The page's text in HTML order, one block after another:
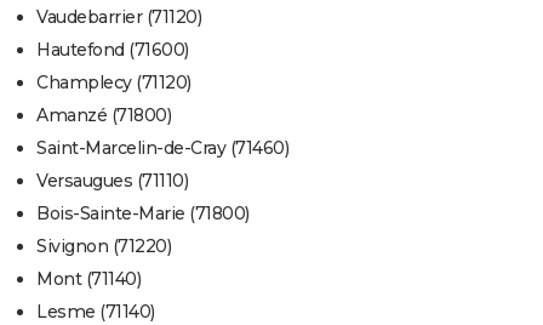
Vaudebarrier (71120)
Hautefond (71600)
Champlecy (71120)
Amanzé (71800)
Saint-Marcelin-de-Cray (71460)
Versaugues (71110)
Bois-Sainte-Marie (71800)
Sivignon (71220)
Mont (71140)
Lesme (71140)